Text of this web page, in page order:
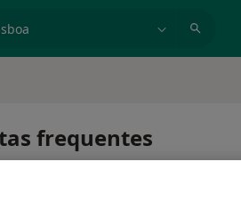
frequentes